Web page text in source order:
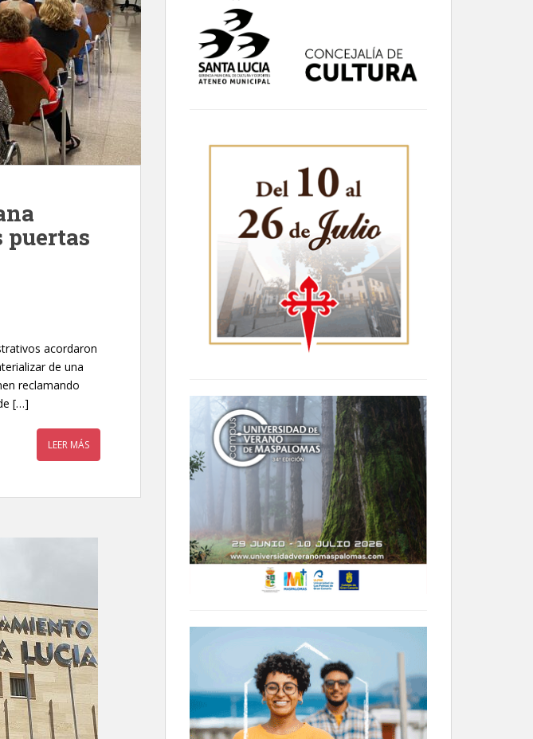
puertas
acordaron
de una
reclamando
[…]
LEER MÁS